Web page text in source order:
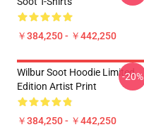
￥384,250 - ￥442,250
Wilbur Soot Hoodie Limited
Edition Artist Print
￥384,250 - ￥442,250
-20%